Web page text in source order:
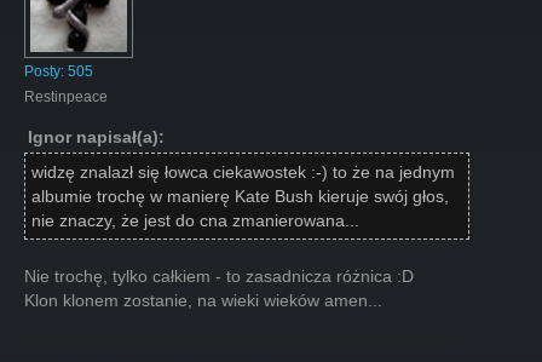
Posty: 505
Restinpeace
Ignor napisał(a):
widzę znalazł się łowca ciekawostek :-) to że na jednym
albumie trochę w manierę Kate Bush kieruje swój głos,
nie znaczy, że jest do cna zmanierowana...
Nie trochę, tylko całkiem - to zasadnicza różnica :D
Klon klonem zostanie, na wieki wieków amen...